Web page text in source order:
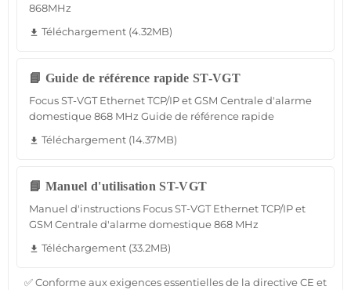
868MHz
file_download Téléchargement (4.32MB)
📘 Guide de référence rapide ST-VGT
Focus ST-VGT Ethernet TCP/IP et GSM Centrale d'alarme
domestique 868 MHz Guide de référence rapide
file_download Téléchargement (14.37MB)
📘 Manuel d'utilisation ST-VGT
Manuel d'instructions Focus ST-VGT Ethernet TCP/IP et
GSM Centrale d'alarme domestique 868 MHz
file_download Téléchargement (33.2MB)
✅ Conforme aux exigences essentielles de la directive CE et